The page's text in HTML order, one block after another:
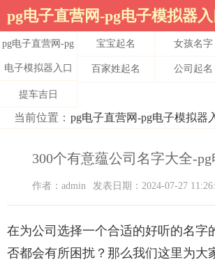
pg电子直营网-pg电子模拟器入
pg电子直营网-pg
电子模拟器入口
宝宝起名 女孩名字
百家姓起名 公司起名
提车吉日
当前位置： pg电子直营网-pg电子模拟器
300个有意蕴公司名字大全-
作者：admin 发表日期：2024-07-27
在为公司选择一个合适的好听的名字
否都会有所困扰？那么我们这里为大